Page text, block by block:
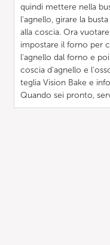
quindi mettere nella
l'agnello, girare la
alla coscia. Ora
impostare il forno per
l'agnello dal forno e
coscia d'agnello e
teglia Vision Bake e
Quando sei pronto,